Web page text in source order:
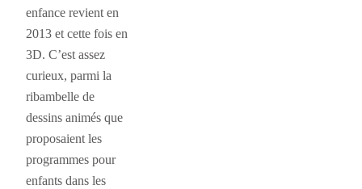
enfance revient en
2013 et cette fois en
3D. C’est assez
curieux, parmi la
ribambelle de
dessins animés que
proposaient les
programmes pour
enfants dans les